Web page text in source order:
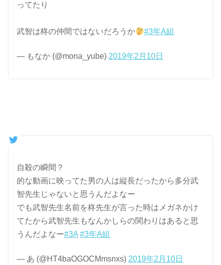
ってたり
武智は柊の仲間ではないだろうか #3年A組
— もなか (@mona_yube) 2019年2月10日
自殺の瞬間？
的な動画に映ってた男の人は縦長だったから多分武
智先生じゃないと思うんだよなー
でも武智先生名前を柊先生が言った時はメガネかけ
てたから武智先生もなんかしらの関わりはあると思
うんだよなー#3A #3年A組
— あ (@HT4baOGOCMmsnxs) 2019年2月10日